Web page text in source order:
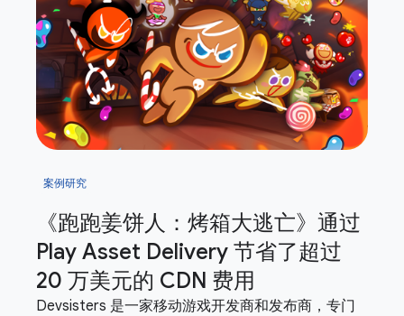
案例研究
《跑跑姜饼人：烤箱大逃亡》通过
Play Asset Delivery 节省了超过
20 万美元的 CDN 费用
Devsisters 是一家移动游戏开发商和发布商，专门